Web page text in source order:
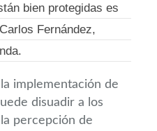
bien protegidas es
Fernández,
implementación de
disuadir a los
percepción de